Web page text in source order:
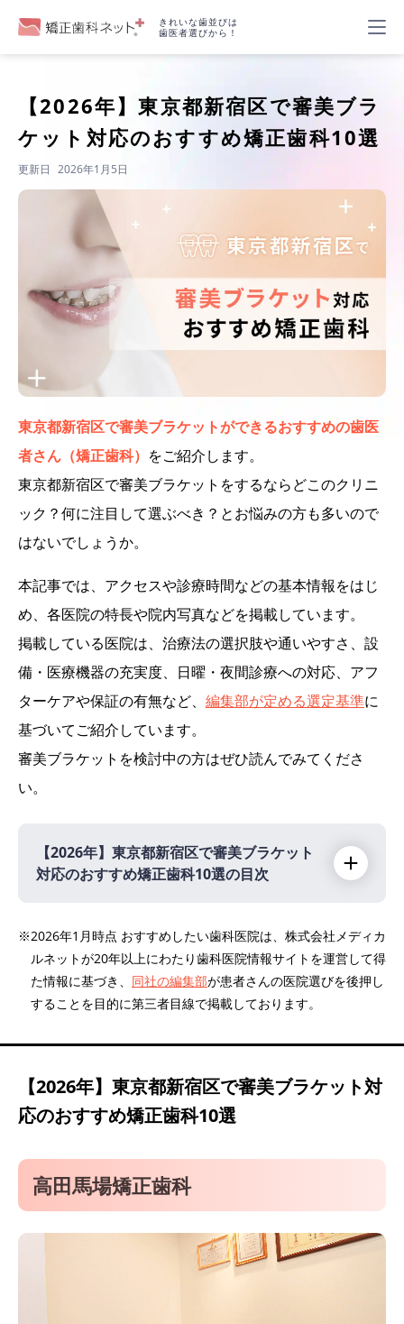
きれいな歯並びは
歯医者選びから！
【2026年】東京都新宿区で審美ブラ
ケット対応のおすすめ矯正歯科10選
更新日 2026年1月5日
東京都新宿区で審美ブラケットができるおすすめの歯医
者さん（矯正歯科） をご紹介します。
東京都新宿区で審美ブラケットをするならどこのクリニ
ック？何に注目して選ぶべき？とお悩みの方も多いので
はないでしょうか。
本記事では、アクセスや診療時間などの基本情報をはじ
め、各医院の特長や院内写真などを掲載しています。
掲載している医院は、治療法の選択肢や通いやすさ、設
備・医療機器の充実度、日曜・夜間診療への対応、アフ
ターケアや保証の有無など、 編集部が定める選定基準に
基づいてご紹介しています。
審美ブラケットを検討中の方はぜひ読んでみてくださ
い。
【2026年】 東京都新宿区で審美ブラケット
対応のおすすめ矯正歯科10選の目次
高田馬場矯正歯科
高田馬場リボン歯科・矯正歯科
目白ヶ丘デンタルクリニック・矯正歯科
医療法人ルーブル 新宿ルーブル歯科・矯正歯
科
新宿ウエストゲート歯科
医療法人社団輝心会 新宿駅前ブラート歯科
市ヶ谷矯正歯科
新宿歯科・矯正歯科
※2026年1月時点 おすすめしたい歯科医院は、株式会社メディカ
ルネットが20年以上にわたり歯科医院情報サイトを運営して得
た情報に基づき、 同社の編集部が患者さんの医院選びを後押し
することを目的に第三者目線で掲載しております。
【2026年】 東京都新宿区で審美ブラケット対
応のおすすめ矯正歯科10選
高田馬場矯正歯科